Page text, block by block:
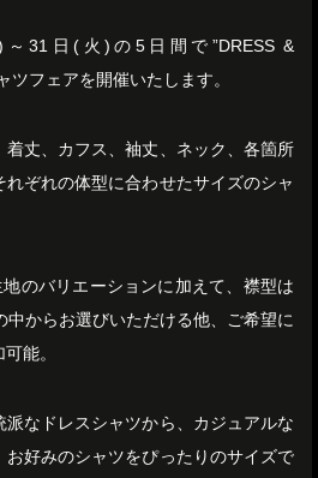
31日(火)の5日間で”DRESS &
ツフェアを開催いたします。
着丈、カフス、袖丈、ネック、各箇所
ぞれの体型に合わせたサイズのシャ
のバリエーションに加えて、襟型は
からお選びいただける他、ご希望に
能。
なドレスシャツから、カジュアルな
お好みのシャツをぴったりのサイズで